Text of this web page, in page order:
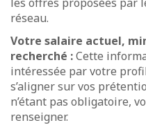
réseau.
Votre salaire actuel,
recherché :Cette
intéressée par votre
s’aligner sur vos
n’étant pas obligatoire,
renseigner.